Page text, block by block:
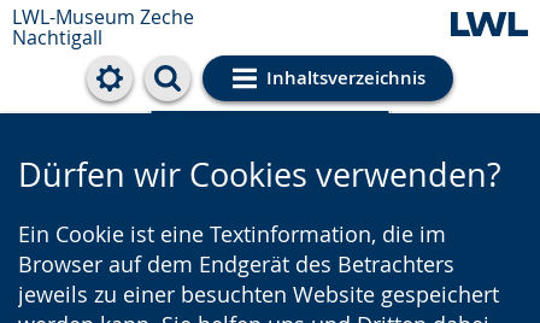
LWL-Museum Zeche
Nachtigall
Inhaltsverzeichnis
Cookie-Einstellungen
Dürfen wir Cookies verwenden?
Ein Cookie ist eine Textinformation, die im
Browser auf dem Endgerät des Betrachters
jeweils zu einer besuchten Website gespeichert